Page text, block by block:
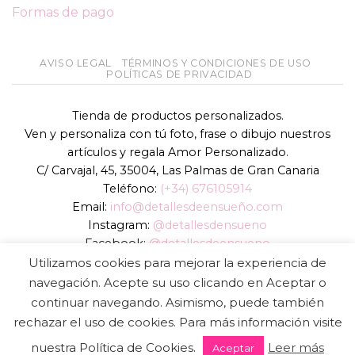
Formas de pago
AVISO LEGAL
TÉRMINOS Y CONDICIONES DE USO
POLÍTICAS DE PRIVACIDAD
Tienda de productos personalizados.
Ven y personaliza con tú foto, frase o dibujo nuestros
artículos y regala Amor Personalizado.
C/ Carvajal, 45, 35004, Las Palmas de Gran Canaria
Teléfono: (+34) 676105914
Email: info@detallesdeensueño.com
Instagram: @detallesdensueno
Facebook: @detallesdeensueno
TikTok: @detallesdensueno
Página web:www.detallesdeensueño.com
Copyright 2026 © DIGALOWEB.COM
Utilizamos cookies para mejorar la experiencia de
navegación. Acepte su uso clicando en Aceptar o
continuar navegando. Asimismo, puede también
rechazar el uso de cookies. Para más información visite
nuestra Política de Cookies.
Aceptar Leer más